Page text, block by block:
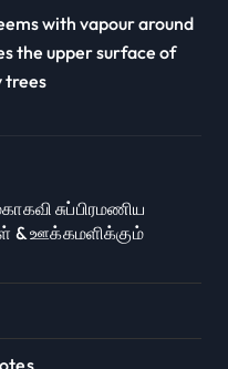
with vapour around
the upper surface of
trees
சுப்பிரமணிய
& ஊக்கமளிக்கும்